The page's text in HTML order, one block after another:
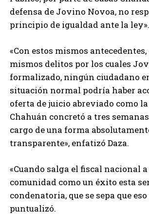
defensa de Jovino Novoa, no
principio de igualdad ante la ley».
«Con estos mismos
mismos delitos por los cuales
formalizado, ningún ciudadano
situación normal podría haber
oferta de juicio abreviado como la
Chahuán concretó a tres
cargo de una forma
transparente», enfatizó Daza.
«Cuando salga el fiscal nacional
comunidad como un éxito esta
condenatoria, que se sepa que eso
puntualizó.